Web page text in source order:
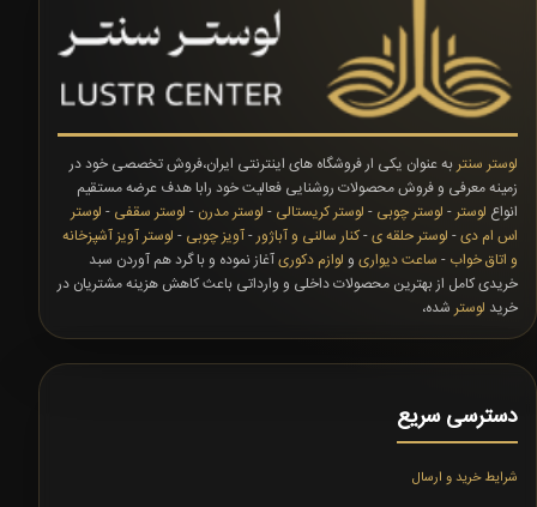
لوستر سنتر به عنوان یکی ار فروشگاه های اینترنتی ایران،فروش تخصصی خود در
زمینه معرفی و فروش محصولات روشنایی فعالیت خود رابا هدف عرضه مستقیم
انواع لوستر - لوستر چوبی - لوستر کریستالی - لوستر مدرن - لوستر سقفی - لوستر
اس ام دی- لوستر حلقه ی-کنار سالنی و آباژور-آویز چوبی - لوستر آویز آشپزخانه
و اتاق خواب - ساعت دیواری و لوازم دکوریآغاز نموده و با گرد هم آوردن سبد
خریدی کامل از بهترین محصولات داخلی و وارداتی باعث کاهش هزینه مشتریان در
خرید لوستر شده،
دسترسی سریع
شرایط خرید و ارسال